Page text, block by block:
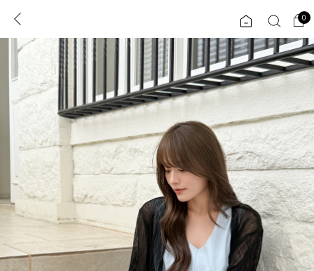
로그인 0
ENG
TW
JP
리뷰 & 혜택 플러스핏 회원혜택
CATEGORY COMMUNITY
도착보장⚡
인플루언서 pick!
신상 5%
ALL
익스클루시브
아우터
0